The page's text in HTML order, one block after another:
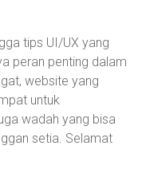
tips UI/UX yang
peran penting dalam
website yang
untuk
wadah yang bisa
setia. Selamat